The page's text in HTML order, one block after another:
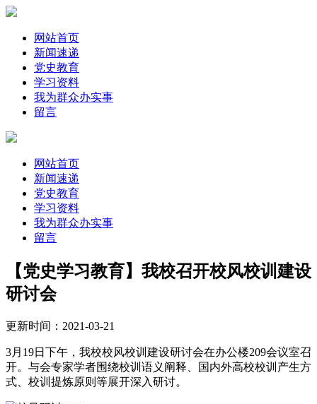
网站首页
新闻速递
党史教育
学习资料
我为群众办实事
留言
网站首页
新闻速递
党史教育
学习资料
我为群众办实事
留言
【党史学习教育】我校召开校风校训建设
研讨会
更新时间：2021-03-21
3月19日下午，我校校风校训建设研讨会在办公楼209会议室召
开。与会专家学者围绕校训语义阐释、国内外高校校训产生方
式、校训提炼原则等展开深入研讨。